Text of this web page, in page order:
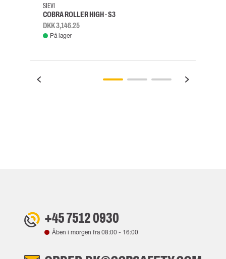
SIEVI
COBRA ROLLER HIGH - S3
DKK 3,146.25
På lager
+45 7512 0930
Åben i morgen fra08:00 - 16:00